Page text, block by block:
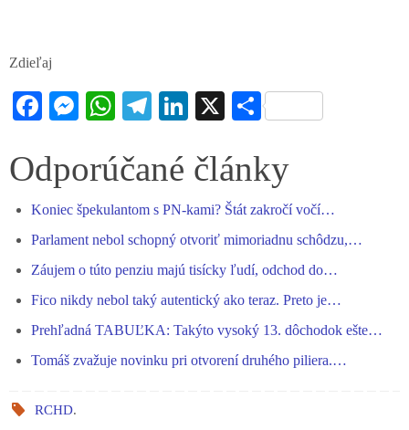
Zdieľaj
Fa
bo
ok
M
se
er
W
ts
pp
Te
gr
m
Li
ed
X S
re
Odporúčané články
Koniec špekulantom s PN-kami? Štát zakročí vočí…
Parlament nebol schopný otvoriť mimoriadnu schôdzu,…
Záujem o túto penziu majú tisícky ľudí, odchod do…
Fico nikdy nebol taký autentický ako teraz. Preto je…
Prehľadná TABUĽKA: Takýto vysoký 13. dôchodok ešte…
Tomáš zvažuje novinku pri otvorení druhého piliera.…
RCHD.